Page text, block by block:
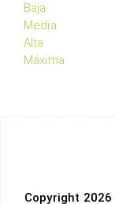
Baja
Media
Alta
Máxima
Copyright 2026